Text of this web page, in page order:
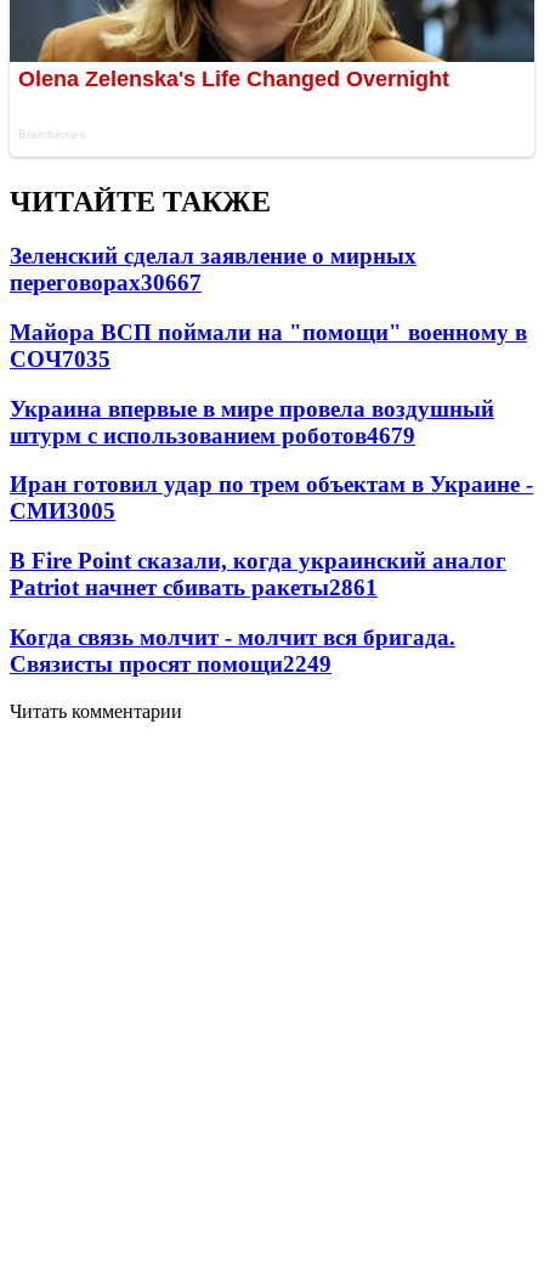
ЧИТАЙТЕ ТАКЖЕ
Зеленский сделал заявление о мирных
переговорах30667
Майора ВСП поймали на "помощи" военному в
СОЧ7035
Украина впервые в мире провела воздушный
штурм с использованием роботов4679
Иран готовил удар по трем объектам в Украине -
СМИ3005
В Fire Point сказали, когда украинский аналог
Patriot начнет сбивать ракеты2861
Когда связь молчит - молчит вся бригада.
Связисты просят помощи2249
Читать комментарии